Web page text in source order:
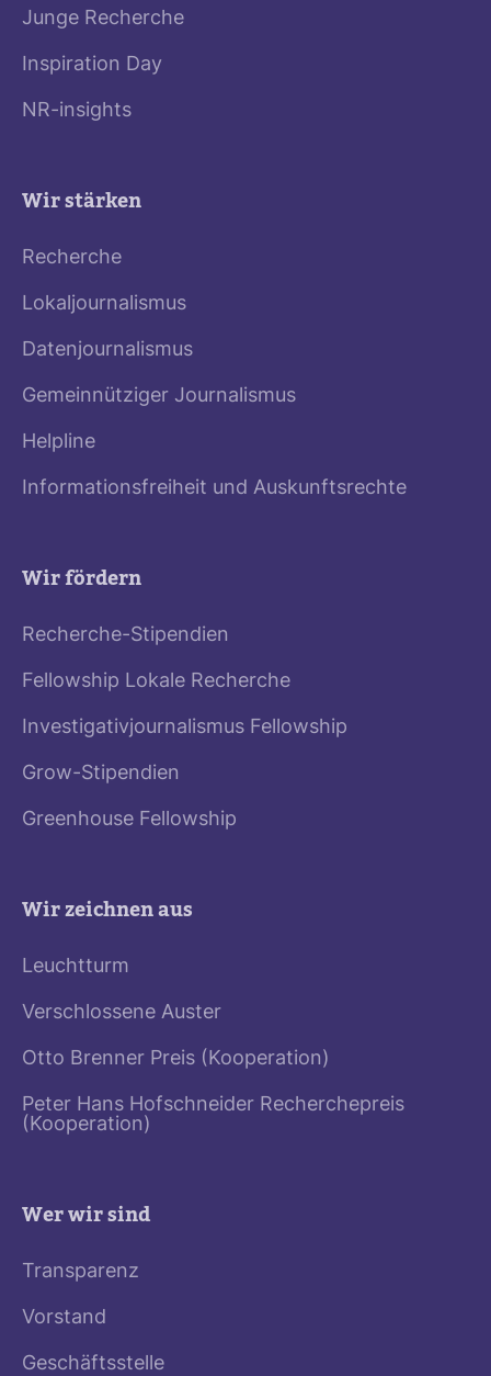
Junge Recherche
Inspiration Day
NR-insights
Wir stärken
Recherche
Lokaljournalismus
Datenjournalismus
Gemeinnütziger Journalismus
Helpline
Informationsfreiheit und Auskunftsrechte
Wir fördern
Recherche-Stipendien
Fellowship Lokale Recherche
Investigativjournalismus Fellowship
Grow-Stipendien
Greenhouse Fellowship
Wir zeichnen aus
Leuchtturm
Verschlossene Auster
Otto Brenner Preis (Kooperation)
Peter Hans Hofschneider Recherchepreis
(Kooperation)
Wer wir sind
Transparenz
Vorstand
Geschäftsstelle